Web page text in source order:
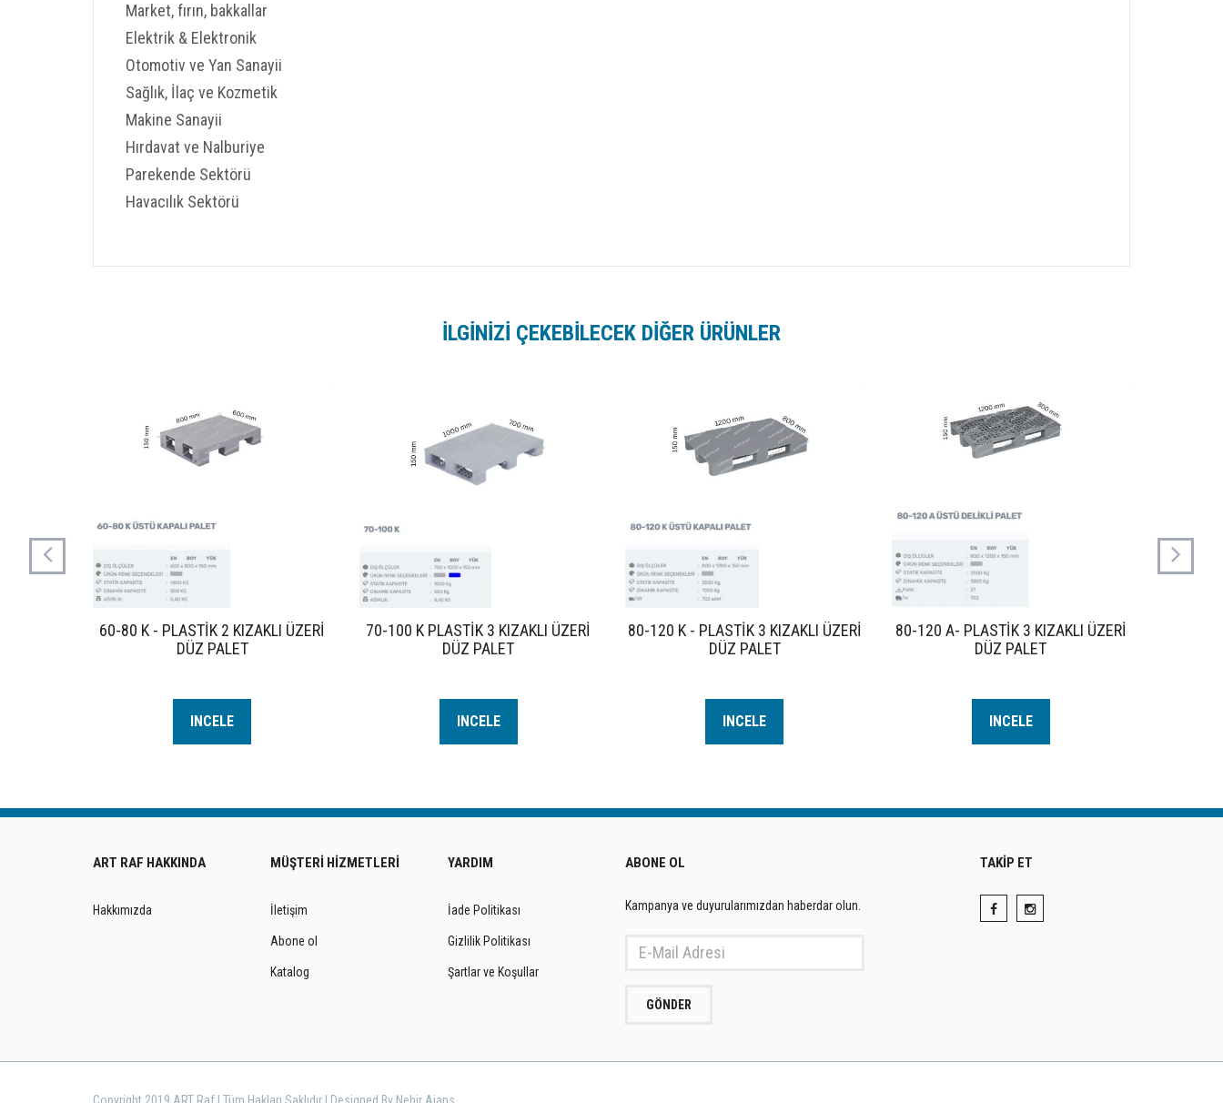
Market, fırın, bakkallar
Elektrik & Elektronik
Otomotiv ve Yan Sanayii
Sağlık, İlaç ve Kozmetik
Makine Sanayii
Hırdavat ve Nalburiye
Parekende Sektörü
Havacılık Sektörü
İLGİNİZİ ÇEKEBİLECEK DİĞER ÜRÜNLER
60-80 K - PLASTİK 2 KIZAKLI ÜZERİ
DÜZ PALET
INCELE
70-100 K PLASTİK 3 KIZAKLI ÜZERİ
DÜZ PALET
INCELE
80-120 K - PLASTİK 3 KIZAKLI ÜZERİ
DÜZ PALET
INCELE
80-120 A- PLASTİK 3 KIZAKLI ÜZERİ
DÜZ PALET
INCELE
ART RAF HAKKINDA
Hakkımızda
MÜŞTERİ HİZMETLERİ
İletişim
Abone ol
Katalog
YARDIM
İade Politikası
Gizlilik Politikası
Şartlar ve Koşullar
ABONE OL
Kampanya ve duyurularımızdan haberdar olun.
GÖNDER
TAKİP ET
Copyright 2019 ART Raf | Tüm Hakları Saklıdır | Designed By Nehir Ajans